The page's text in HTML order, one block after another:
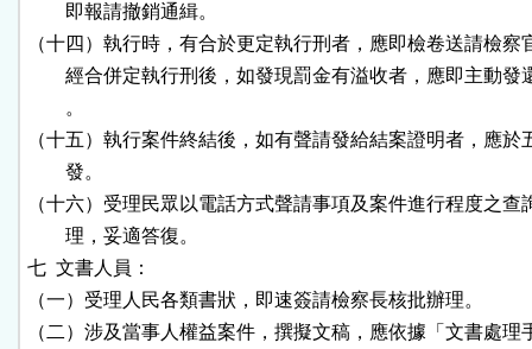
        即報請撤銷通緝。
（十四）執行時，有合於更定執行刑者，應即檢卷送請檢察
經合併定執行刑後，如發現罰金有溢收者，應即主動發
        。
（十五）執行案件終結後，如有聲請發給結案證明者，應於
        發。
（十六）受理民眾以電話方式聲請事項及案件進行程度之查
        理，妥適答復。
七  文書人員：
（一）受理人民各類書狀，即速簽請檢察長核批辦理。
（二）涉及當事人權益案件，撰擬文稿，應依據「文書處理